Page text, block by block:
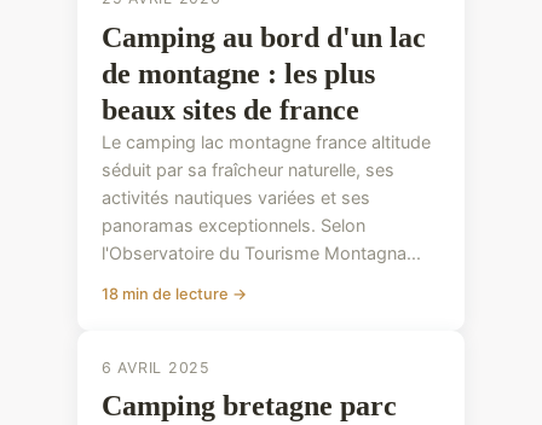
Camping au bord d'un lac
de montagne : les plus
beaux sites de france
Le camping lac montagne france altitude
séduit par sa fraîcheur naturelle, ses
activités nautiques variées et ses
panoramas exceptionnels. Selon
l'Observatoire du Tourisme Montagna...
18 min de lecture →
6 AVRIL 2025
Camping bretagne parc